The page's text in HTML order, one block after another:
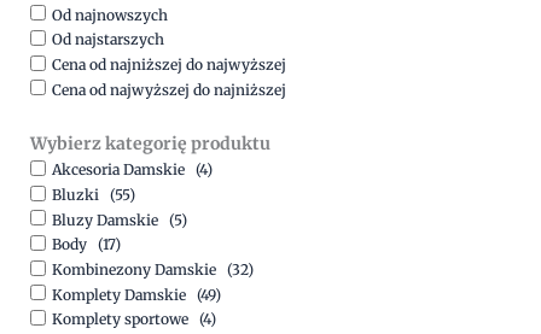
Od najnowszych
Od najstarszych
Cena od najniższej do najwyższej
Cena od najwyższej do najniższej
Wybierz kategorię produktu
Akcesoria Damskie (4)
Bluzki (55)
Bluzy Damskie (5)
Body (17)
Kombinezony Damskie (32)
Komplety Damskie (49)
Komplety sportowe (4)